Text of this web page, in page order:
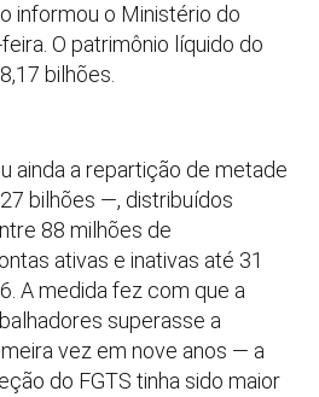
informou o Ministério do
O patrimônio líquido do
bilhões.
ainda a repartição de metade
bilhões —, distribuídos
88 milhões de
ativas e inativas até 31
A medida fez com que a
superasse a
vez em nove anos — a
do FGTS tinha sido maior